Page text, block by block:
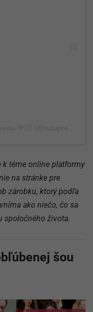
téme online platformy
na stránke pre
zárobku, ktorý podľa
ako niečo, čo sa
spoločného života.
šou